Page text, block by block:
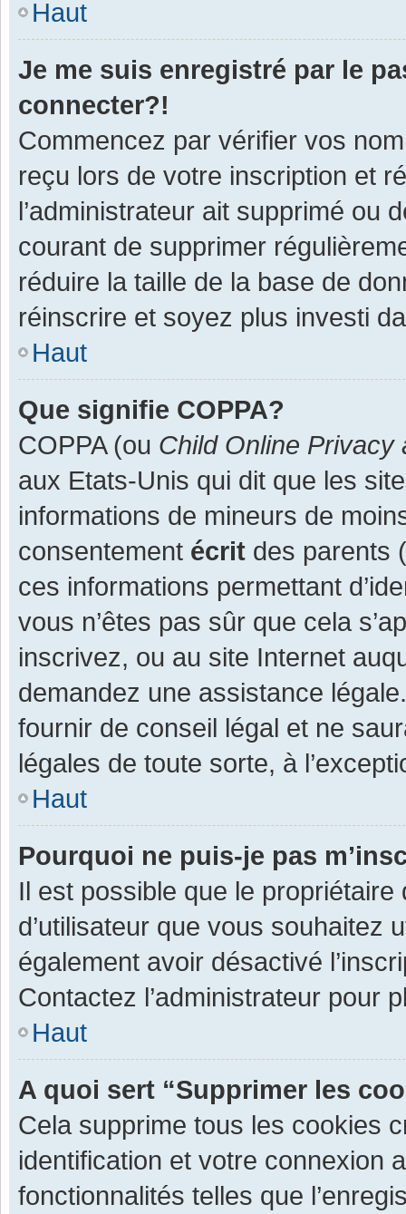
Haut
Je me suis enregistré par le
connecter?!
Commencez par vérifier vos
reçu lors de votre inscription et
l’administrateur ait supprimé ou
courant de supprimer
réduire la taille de la base de
réinscrire et soyez plus investi
Haut
Que signifie COPPA?
COPPA (ou Child Online Privacy
aux Etats-Unis qui dit que les
informations de mineurs de
consentement écrit des parents
ces informations permettant
vous n’êtes pas sûr que cela
inscrivez, ou au site Internet
demandez une assistance
fournir de conseil légal et ne
légales de toute sorte, à
Haut
Pourquoi ne puis-je pas
Il est possible que le
d’utilisateur que vous souhaitez
également avoir désactivé
Contactez l’administrateur pour
Haut
A quoi sert “Supprimer les
Cela supprime tous les cookies
identification et votre connexion
fonctionnalités telles que